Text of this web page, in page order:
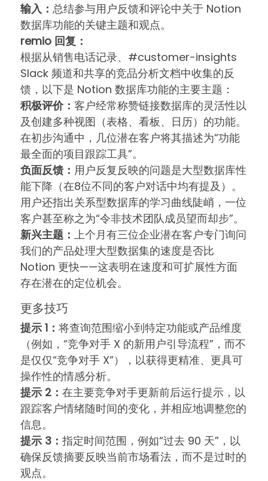
输入：总结参与用户反馈和评论中关于 Notion
数据库功能的关键主题和观点。
remio 回复：
根据从销售电话记录、#customer-insights
Slack 频道和共享的竞品分析文档中收集的反
馈，以下是 Notion 数据库功能的主要主题：
积极评价：客户经常称赞链接数据库的灵活性以
及创建多种视图（表格、看板、日历）的功能。
在初步沟通中，几位潜在客户将其描述为“功能
最全面的项目跟踪工具”。
负面反馈： 用户反复反映的问题是大型数据库性
能下降（在8位不同的客户对话中均有提及）。
用户还指出关系型数据库的学习曲线陡峭，一位
客户甚至称之为“令非技术团队成员望而却步”。
新兴主题：上个月有三位企业潜在客户专门询问
我们的产品处理大型数据集的速度是否比
Notion 更快——这表明在速度和可扩展性方面
存在潜在的定位机会。
提示 1：将查询范围缩小到特定功能或产品维度
（例如，“竞争对手 X 的新用户引导流程”，而不
是仅仅“竞争对手 X”），以获得更精准、更具可
操作性的情感分析。
提示 2：在主要竞争对手更新前后运行提示，以
跟踪客户情绪随时间的变化，并相应地调整您的
信息。
提示 3：指定时间范围，例如“过去 90 天”，以
确保反馈摘要反映当前市场看法，而不是过时的
观点。
更多技巧